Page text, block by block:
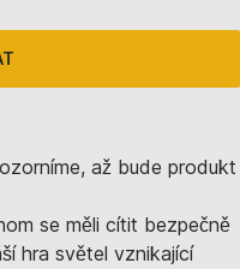
až bude produkt
se měli cítit bezpečně
hra světel vznikající